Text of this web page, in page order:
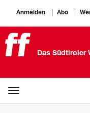
Anmelden Abo
Das Südtiroler